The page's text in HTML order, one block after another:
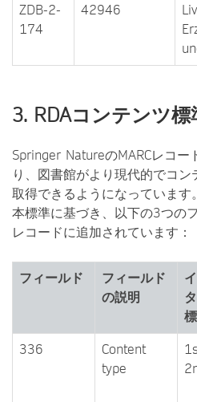
ZDB-2-
174
42946
3. RDAコンテンツ
Springer NatureのMARCレコー
り、図書館がより現代的でコ
取得できるようになっています。
本標準に基づき、以下の3つの
レコードに追加されています：
フィールド
フィールド
の説明
標
336
Content
type